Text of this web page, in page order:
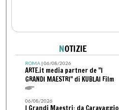
NOTIZIE
ROMA| 06/08/2026
ARTE.it media partner de "I
GRANDI MAESTRI" di KUBLAI Film
06/08/2026
I Grandi Maestri: da Caravaggio